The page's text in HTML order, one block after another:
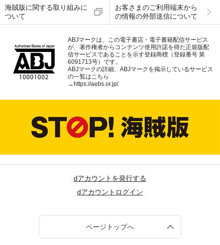
海賊版に関する取り組みに
ついて
お客さまのご利用端末から
の情報の外部送信について
ABJマークは、この電子書店・電子書籍配信サービス
が、著作権者からコンテンツ使用許諾を得た正規版配
信サービスであることを示す登録商標（登録番号 第
6091713号）です。
ABJマークの詳細、ABJマークを掲示しているサービス
の一覧はこちら
→ https://aebs.or.jp/
dアカウントを発行する
dアカウントログイン
ページトップへ